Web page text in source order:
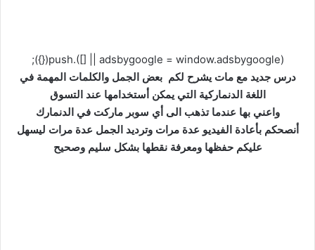
(adsbygoogle = window.adsbygoogle || []).push({});
درس جديد مع مات يشرح لكم بعض الجمل والكلمات المهمة في
اللغة الدنماركية التي يمكن أستخدامها عند التسوق
واعني بها عندما تذهب الى أي سوبر ماركت في الدنمارك
أنصحكم بأعادة الفيديو عدة مرات وترديد الجمل عدة مرات ليسهل
عليكم حفظها ومعرفة نقطها بشكل سليم وصحيح